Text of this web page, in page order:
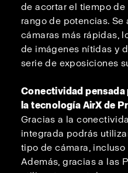
de acortar el tiempo
rango de potencias.
cámaras más rápidas,
de imágenes nítidas y
serie de exposiciones
Conectividad pensada
la tecnología AirX de
Gracias a la
integrada podrás
tipo de cámara,
Además, gracias a las